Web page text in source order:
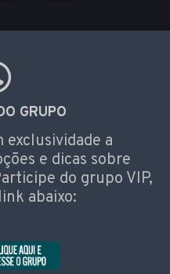
GRUPO
exclusividade a
e dicas sobre
do grupo VIP,
abaixo: